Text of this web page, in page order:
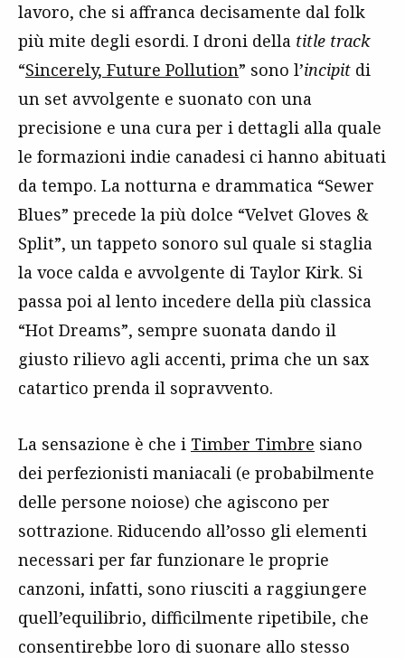
lavoro, che si affranca decisamente dal folk
più mite degli esordi. I droni della title track
“Sincerely, Future Pollution” sono l’incipit di
un set avvolgente e suonato con una
precisione e una cura per i dettagli alla quale
le formazioni indie canadesi ci hanno abituati
da tempo. La notturna e drammatica “Sewer
Blues” precede la più dolce “Velvet Gloves &
Split”, un tappeto sonoro sul quale si staglia
la voce calda e avvolgente di Taylor Kirk. Si
passa poi al lento incedere della più classica
“Hot Dreams”, sempre suonata dando il
giusto rilievo agli accenti, prima che un sax
catartico prenda il sopravvento.
La sensazione è che i Timber Timbre siano
dei perfezionisti maniacali (e probabilmente
delle persone noiose) che agiscono per
sottrazione. Riducendo all’osso gli elementi
necessari per far funzionare le proprie
canzoni, infatti, sono riusciti a raggiungere
quell’equilibrio, difficilmente ripetibile, che
consentirebbe loro di suonare allo stesso